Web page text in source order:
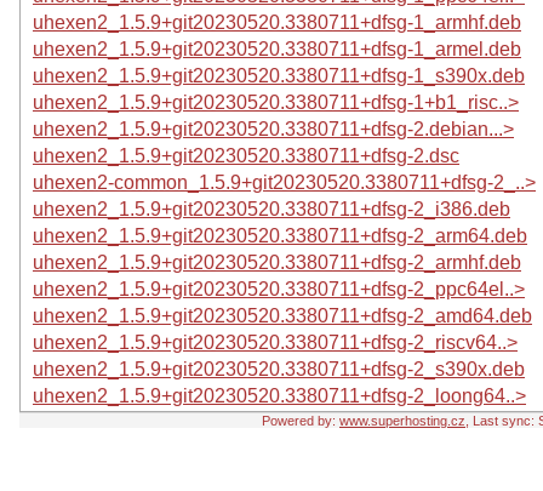
uhexen2_1.5.9+git20230520.3380711+dfsg-1_armhf.deb
uhexen2_1.5.9+git20230520.3380711+dfsg-1_armel.deb
uhexen2_1.5.9+git20230520.3380711+dfsg-1_s390x.deb
uhexen2_1.5.9+git20230520.3380711+dfsg-1+b1_risc..>
uhexen2_1.5.9+git20230520.3380711+dfsg-2.debian...>
uhexen2_1.5.9+git20230520.3380711+dfsg-2.dsc
uhexen2-common_1.5.9+git20230520.3380711+dfsg-2_..>
uhexen2_1.5.9+git20230520.3380711+dfsg-2_i386.deb
uhexen2_1.5.9+git20230520.3380711+dfsg-2_arm64.deb
uhexen2_1.5.9+git20230520.3380711+dfsg-2_armhf.deb
uhexen2_1.5.9+git20230520.3380711+dfsg-2_ppc64el..>
uhexen2_1.5.9+git20230520.3380711+dfsg-2_amd64.deb
uhexen2_1.5.9+git20230520.3380711+dfsg-2_riscv64..>
uhexen2_1.5.9+git20230520.3380711+dfsg-2_s390x.deb
uhexen2_1.5.9+git20230520.3380711+dfsg-2_loong64..>
Powered by: www.superhosting.cz , Last sync: